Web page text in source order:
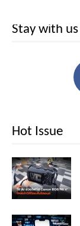
Stay with us
Hot Issue